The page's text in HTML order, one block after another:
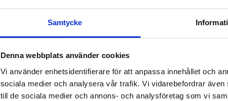
Samtycke
Denna webbplats använder cookies
Vi använder enhetsidentifierare för att anpassa innehållet och
sociala medier och analysera vår trafik. Vi vidarebefordrar
till de sociala medier och annons- och analysföretag som vi
T+ kundservice